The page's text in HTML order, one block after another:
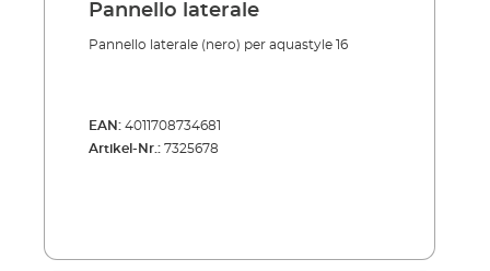
Pannello laterale
Pannello laterale (nero) per aquastyle 16
EAN: 4011708734681
Artikel-Nr.: 7325678